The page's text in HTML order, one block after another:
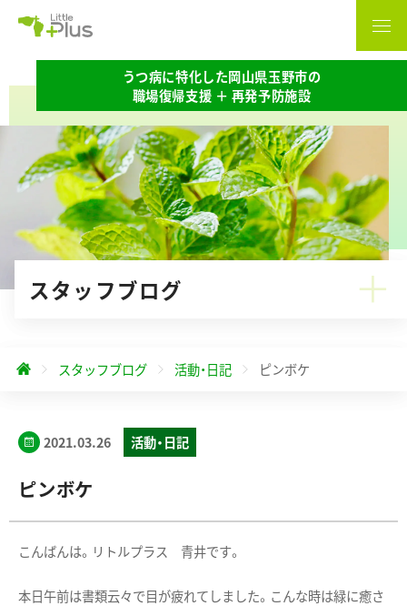
うつ病に特化した岡山県玉野市の
職場復帰支援 ＋ 再発予防施設
スタッフブログ
スタッフブログ 活動・日記 ピンボケ
2021.03.26 活動・日記
ピンボケ
こんばんは。リトルプラス 青井です。
本日午前は書類云々で目が疲れてしました。こんな時は緑に癒さ